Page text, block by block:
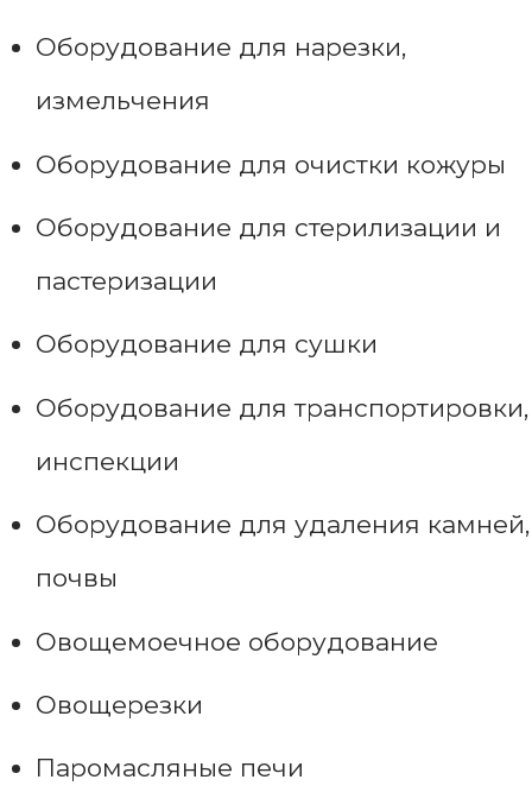
Оборудование для нарезки,
измельчения
Оборудование для очистки кожуры
Оборудование для стерилизации и
пастеризации
Оборудование для сушки
Оборудование для транспортировки,
инспекции
Оборудование для удаления камней,
почвы
Овощемоечное оборудование
Овощерезки
Паромасляные печи